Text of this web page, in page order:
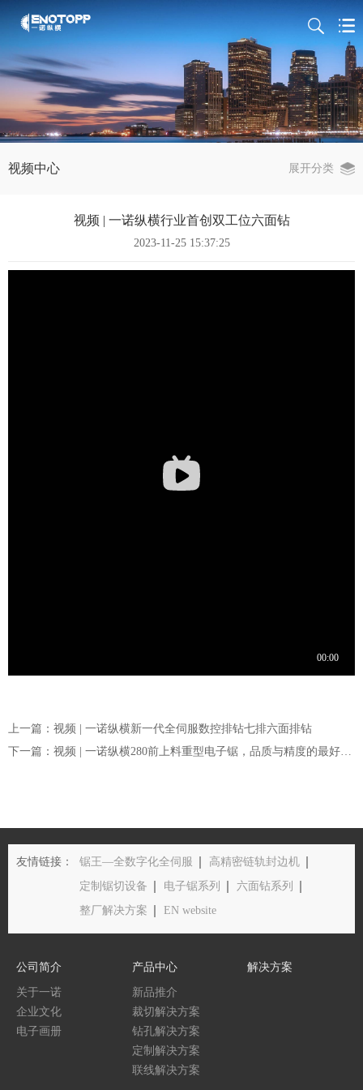
视频中心 展开分类
视频 | 一诺纵横行业首创双工位六面钻
2023-11-25 15:37:25
上一篇：视频 | 一诺纵横新一代全伺服数控排钻七排六面排钻
下一篇：视频 | 一诺纵横280前上料重型电子锯，品质与精度的最好的选择
友情链接： 锯王—全数字化全伺服
高精密链轨封边机
定制锯切设备
电子锯系列
六面钻系列
整厂解决方案
EN website
公司简介
关于一诺
企业文化
电子画册
产品中心
新品推介
裁切解决方案
钻孔解决方案
定制解决方案
联线解决方案
解决方案